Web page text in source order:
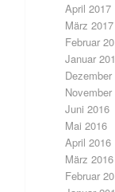
April 2017
März 2017
Februar
Januar
Dezember
November
Juni 2016
Mai 2016
April 2016
März 2016
Februar